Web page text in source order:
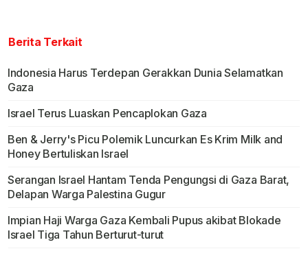
Berita Terkait
Indonesia Harus Terdepan Gerakkan Dunia Selamatkan
Gaza
Israel Terus Luaskan Pencaplokan Gaza
Ben & Jerry's Picu Polemik Luncurkan Es Krim Milk and
Honey Bertuliskan Israel
Serangan Israel Hantam Tenda Pengungsi di Gaza Barat,
Delapan Warga Palestina Gugur
Impian Haji Warga Gaza Kembali Pupus akibat Blokade
Israel Tiga Tahun Berturut-turut